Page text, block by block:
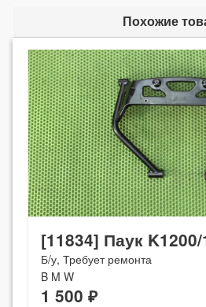
Похожие
[11834] Паук
Б/у, Требует ремонта
B M W
1 500 ₽